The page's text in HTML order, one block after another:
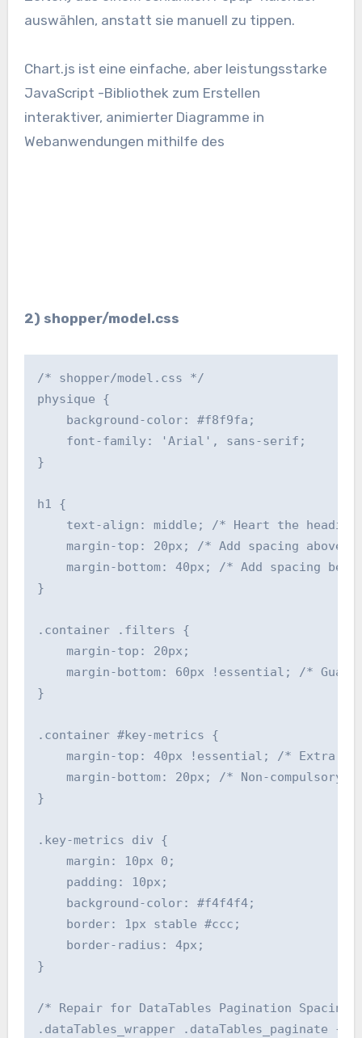
auswählen, anstatt sie manuell zu tippen.
Chart.js ist eine einfache, aber leistungsstarke
JavaScript -Bibliothek zum Erstellen
interaktiver, animierter Diagramme in
Webanwendungen mithilfe des
2) shopper/model.css
/* shopper/model.css */
physique {
    background-color: #f8f9fa;
    font-family: 'Arial', sans-serif;
}
h1 {
text-align: middle; /* Heart the heading
margin-top: 20px; /* Add spacing above
margin-bottom: 40px; /* Add spacing
}
.container .filters {
    margin-top: 20px;
margin-bottom: 60px !essential; /*
}
.container #key-metrics {
margin-top: 40px !essential; /* Extra
margin-bottom: 20px; /* Non-compulsory
}
.key-metrics div {
    margin: 10px 0;
    padding: 10px;
    background-color: #f4f4f4;
    border: 1px stable #ccc;
    border-radius: 4px;
}
/* Repair for DataTables Pagination Spacing
.dataTables_wrapper .dataTables_paginate {